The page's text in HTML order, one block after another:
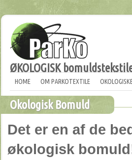
ØKOLOGISK
HOME OM PARKOTEXTILE
Okologisk Bomuld
Det er en af de
økologisk